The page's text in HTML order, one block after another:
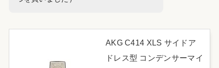
AKG C414 XLS サイドア
ドレス型 コンデンサーマイ